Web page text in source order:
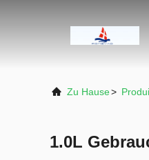
Zu Hause>
1.0L